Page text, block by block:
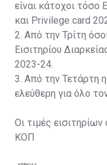
είναι κάτοχοι τόσο
και Privilege card
2. Από την Τρίτη
Εισιτηρίου
2023-24.
3. Από την Τετάρτη
ελεύθερη για όλο
Οι τιμές
ΚΟΠ